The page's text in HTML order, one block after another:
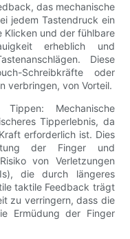
das mechanische
jedem Tastendruck ein
Klicken und der fühlbare
erheblich und
Diese
Schreibkräfte oder
verbringen, von Vorteil.
Mechanische
Tipperlebnis, da
erforderlich ist. Dies
der Finger und
von Verletzungen
die durch längeres
taktile Feedback trägt
zu verringern, dass die
Ermüdung der Finger